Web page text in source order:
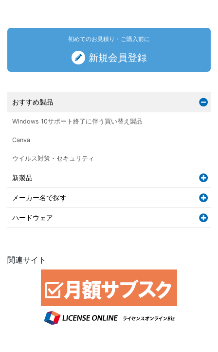
初めてのお見積り・ご購入前に
新規会員登録
おすすめ製品
Windows 10サポート終了に伴う買い替え製品
Canva
ウイルス対策・セキュリティ
新製品
メーカー名で探す
ハードウェア
関連サイト